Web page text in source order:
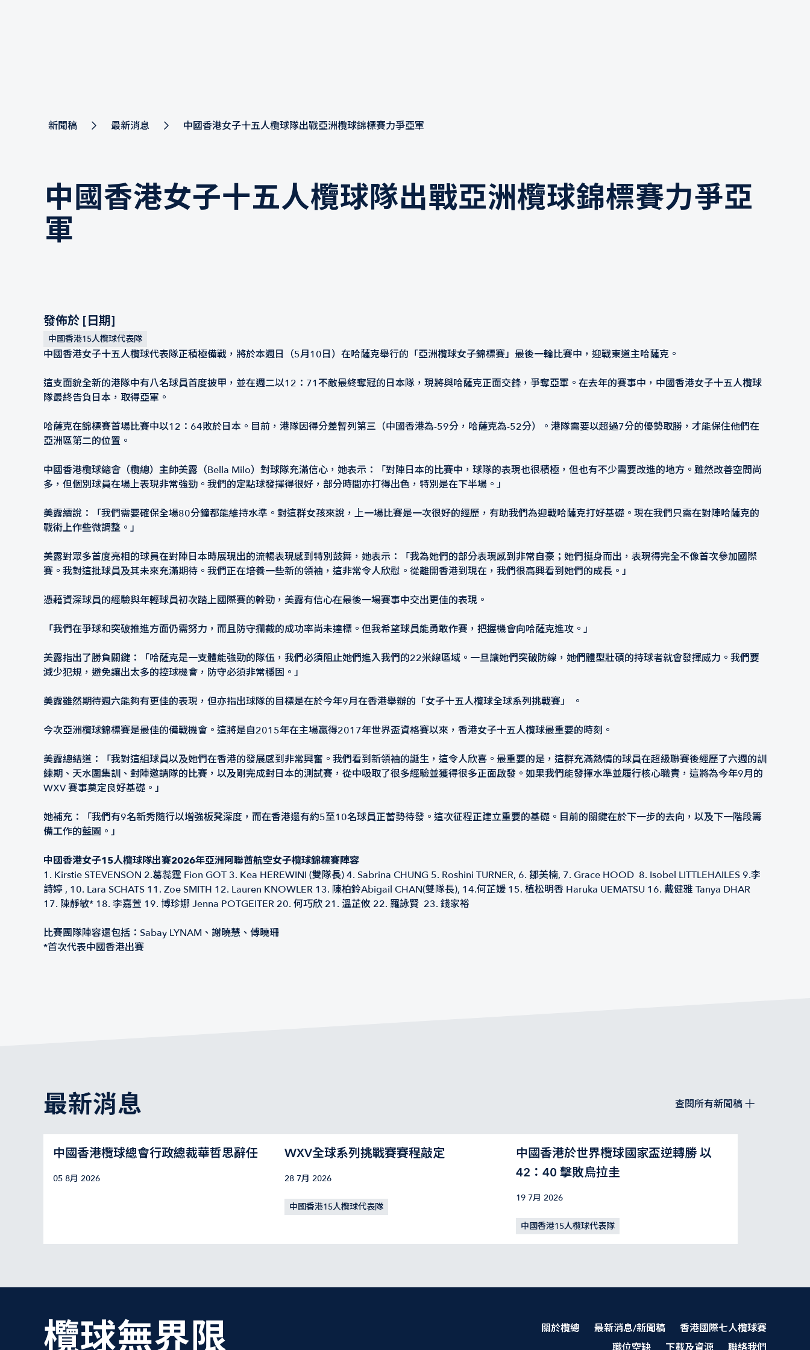
新聞稿 最新消息 中國香港女子十五人欖球隊出戰亞洲欖球錦標賽力爭亞軍
中國香港女子十五人欖球隊出戰亞洲欖球錦標賽力爭亞
軍
發佈於 [日期]
中國香港15人欖球代表隊
中國香港女子十五人欖球代表隊正積極備戰，將於本週日（5月10日）在哈薩克舉行的「亞洲欖球女子錦標賽」最後一輪比賽中，迎戰東道主哈薩克。
這支面貌全新的港隊中有八名球員首度披甲，並在週二以12：71不敵最終奪冠的日本隊，現將與哈薩克正面交鋒，爭奪亞軍。在去年的賽事中，中國香港女子十五人欖球
隊最終告負日本，取得亞軍。
哈薩克在錦標賽首場比賽中以12：64敗於日本。目前，港隊因得分差暫列第三（中國香港為-59分，哈薩克為-52分）。港隊需要以超過7分的優勢取勝，才能保住他們在
亞洲區第二的位置。
中國香港欖球總會（欖總）主帥美露（Bella Milo）對球隊充滿信心，她表示：「對陣日本的比賽中，球隊的表現也很積極，但也有不少需要改進的地方。雖然改善空間尚
多，但個別球員在場上表現非常強勁。我們的定點球發揮得很好，部分時間亦打得出色，特別是在下半場。」
美露續說：「我們需要確保全場80分鐘都能維持水準。對這群女孩來說，上一場比賽是一次很好的經歷，有助我們為迎戰哈薩克打好基礎。現在我們只需在對陣哈薩克的
戰術上作些微調整。」
美露對眾多首度亮相的球員在對陣日本時展現出的流暢表現感到特別鼓舞，她表示：「我為她們的部分表現感到非常自豪；她們挺身而出，表現得完全不像首次參加國際
賽。我對這批球員及其未來充滿期待。我們正在培養一些新的領袖，這非常令人欣慰。從離開香港到現在，我們很高興看到她們的成長。」
憑藉資深球員的經驗與年輕球員初次踏上國際賽的幹勁，美露有信心在最後一場賽事中交出更佳的表現。
「我們在爭球和突破推進方面仍需努力，而且防守攔截的成功率尚未達標。但我希望球員能勇敢作賽，把握機會向哈薩克進攻。」
美露指出了勝負關鍵：「哈薩克是一支體能強勁的隊伍，我們必須阻止她們進入我們的22米線區域。一旦讓她們突破防線，她們體型壯碩的持球者就會發揮威力。我們要
減少犯規，避免讓出太多的控球機會，防守必須非常穩固。」
美露雖然期待週六能夠有更佳的表現，但亦指出球隊的目標是在於今年9月在香港舉辦的「女子十五人欖球全球系列挑戰賽」 。
今次亞洲欖球錦標賽是最佳的備戰機會。這將是自2015年在主場贏得2017年世界盃資格賽以來，香港女子十五人欖球最重要的時刻。
美露總結道：「我對這組球員以及她們在香港的發展感到非常興奮。我們看到新領袖的誕生，這令人欣喜。最重要的是，這群充滿熱情的球員在超級聯賽後經歷了六週的訓
練期、天水圍集訓、對陣邀請隊的比賽，以及剛完成對日本的測試賽，從中吸取了很多經驗並獲得很多正面啟發。如果我們能發揮水準並履行核心職責，這將為今年9月的
WXV 賽事奠定良好基礎。」
她補充：「我們有9名新秀隨行以增強板凳深度，而在香港還有約5至10名球員正蓄勢待發。這次征程正建立重要的基礎。目前的關鍵在於下一步的去向，以及下一階段籌
備工作的藍圖。」
中國香港女子15人欖球隊出賽2026年亞洲阿聯酋航空女子欖球錦標賽陣容
1.⁠ ⁠Kirstie STEVENSON 2.葛蕊霆 Fion GOT 3. Kea HEREWINI (雙隊長) 4. Sabrina CHUNG 5. Roshini TURNER, 6. 鄒美楠, 7. Grace HOOD 8. Isobel LITTLEHAILES 9.李
詩婷 , 10. Lara SCHATS 11. Zoe SMITH 12. Lauren KNOWLER 13. 陳柏鈴Abigail CHAN(雙隊長), 14.何芷媛 15. 植松明香 Haruka UEMATSU 16. 戴健雅 Tanya DHAR
17. 陳靜敏* 18. 李嘉萱 19. 博珍娜 Jenna POTGEITER 20. 何巧欣 21. 溫芷攸 22. 羅詠賢 23. 錢家裕
比賽團隊陣容還包括：Sabay LYNAM、謝曉慧、傅曉珊
*首次代表中國香港出賽
最新消息 查閱所有新聞稿
中國香港欖球總會行政總裁華哲思辭任
05 8月 2026
WXV全球系列挑戰賽賽程敲定
28 7月 2026
中國香港15人欖球代表隊
中國香港於世界欖球國家盃逆轉勝 以
42：40 擊敗烏拉圭
19 7月 2026
中國香港15人欖球代表隊
欖球無界限 關於欖總 最新消息/新聞稿
香港國際七人欖球賽